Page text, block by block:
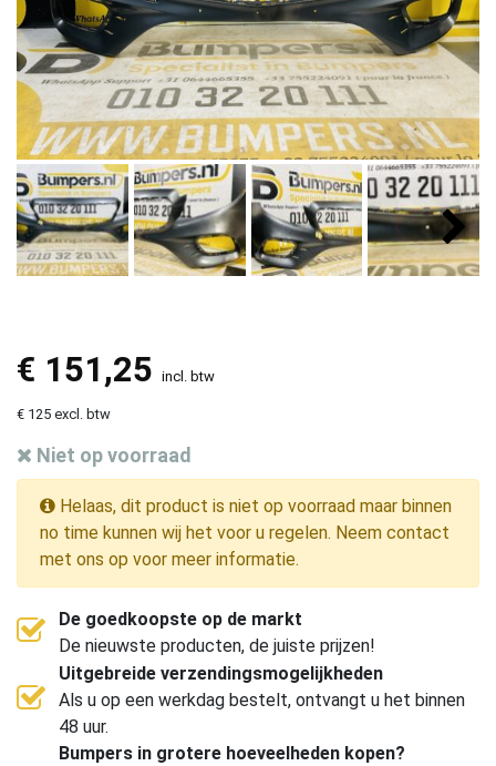
€ 151,25 incl. btw
€ 125 excl. btw
Niet op voorraad
Helaas, dit product is niet op voorraad maar binnen
no time kunnen wij het voor u regelen. Neem contact
met ons op voor meer informatie.
De goedkoopste op de markt
De nieuwste producten, de juiste prijzen!
Uitgebreide verzendingsmogelijkheden
Als u op een werkdag bestelt, ontvangt u het binnen
48 uur.
Bumpers in grotere hoeveelheden kopen?